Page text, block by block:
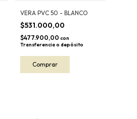
VERA PVC 50 - BLANCO
$531.000,00
$477.900,00con
Transferencia o depósito